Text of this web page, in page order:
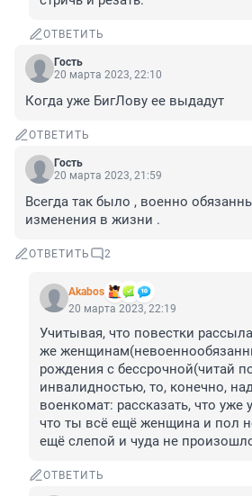
ОТВЕТИТЬ
Гость
20 марта 2023, 22:10
Когда уже БигЛову ее выдадут
ОТВЕТИТЬ
Гость
20 марта 2023, 21:59
Всегда так было , военно
изменения в жизни .
ОТВЕТИТЬ 2
Akabos
20 марта 2023, 22:19
Учитывая, что повестки
же
рождения с бессрочной(читай
инвалидностью, то, конечно,
военкомат: рассказать, что уже
что ты всё ещё женщина и пол
ещё слепой и чуда не
ОТВЕТИТЬ